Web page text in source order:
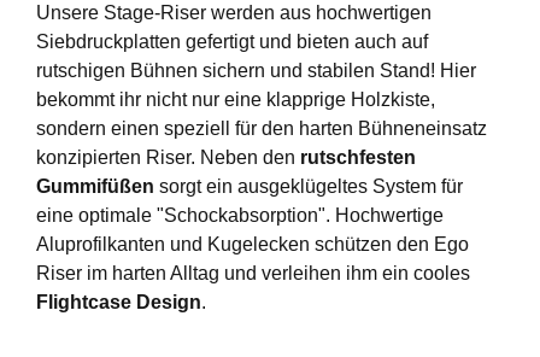
Unsere Stage-Riser werden aus hochwertigen
Siebdruckplatten gefertigt und bieten auch auf
rutschigen Bühnen sichern und stabilen Stand! Hier
bekommt ihr nicht nur eine klapprige Holzkiste,
sondern einen speziell für den harten Bühneneinsatz
konzipierten Riser. Neben den rutschfesten
Gummifüßen sorgt ein ausgeklügeltes System für
eine optimale "Schockabsorption". Hochwertige
Aluprofilkanten und Kugelecken schützen den Ego
Riser im harten Alltag und verleihen ihm ein cooles
Flightcase Design.